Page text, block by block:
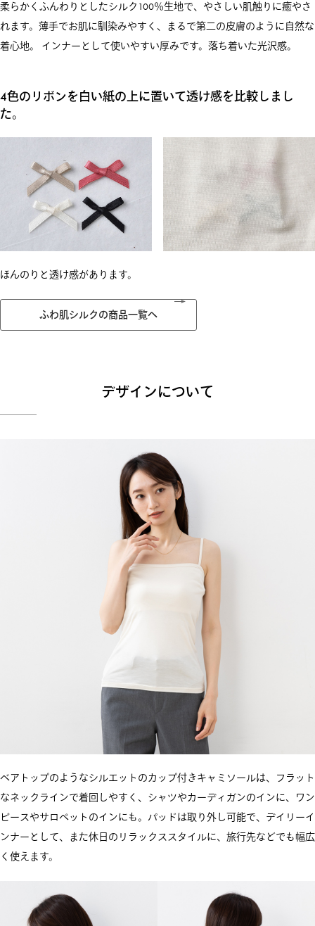
柔らかくふんわりとしたシルク100％生地で、やさしい肌触りに癒やさ
れます。薄手でお肌に馴染みやすく、まるで第二の皮膚のように自然な
着心地。 インナーとして使いやすい厚みです。落ち着いた光沢感。
4色のリボンを白い紙の上に置いて透け感を比較しまし
た。
ほんのりと透け感があります。
ふわ肌シルクの商品一覧へ
デザインについて
ベアトップのようなシルエットのカップ付きキャミソールは、フラット
なネックラインで着回しやすく、シャツやカーディガンのインに、ワン
ピースやサロペットのインにも。パッドは取り外し可能で、デイリーイ
ンナーとして、また休日のリラックススタイルに、旅行先などでも幅広
く使えます。